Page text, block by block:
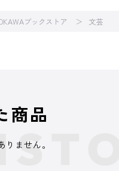
ブックストア 文芸
商品
ません。